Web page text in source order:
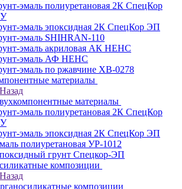
эмаль полиуретановая 2К СпецКор
эмаль эпоксидная 2К СпецКор ЭП
эмаль SHIHRAN-110
эмаль акриловая АК НЕНС
эмаль АФ НЕНС
эмаль по ржавчине ХВ-0278
материалы
Назад
материалы
эмаль полиуретановая 2К СпецКор
эмаль эпоксидная 2К СпецКор ЭП
полиуретановая УР-1012
грунт Спецкор-ЭП
композиции
Назад
композиции